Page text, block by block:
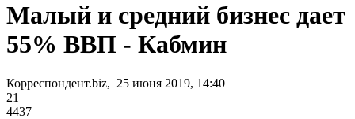
Малый и средний бизнес дает
55% ВВП - Кабмин
Корреспондент.biz, 25 июня 2019, 14:40
21
4437